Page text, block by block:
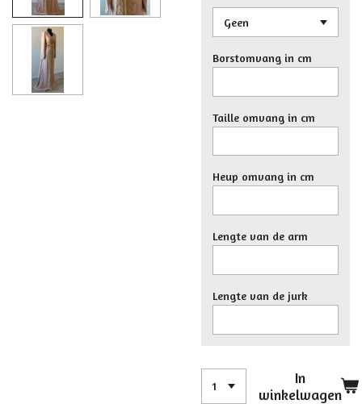
Borstomvang in cm
Taille omvang in cm
Heup omvang in cm
Lengte van de arm
Lengte van de jurk
In
winkelwagen